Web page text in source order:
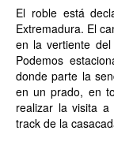
El roble está
Extremadura. El
en la vertiente
Podemos
donde parte la
en un prado, en
realizar la visita
track de la